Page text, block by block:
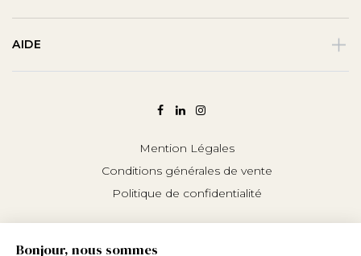
AIDE
Mention Légales
Conditions générales de vente
Politique de confidentialité
Bonjour, nous sommes